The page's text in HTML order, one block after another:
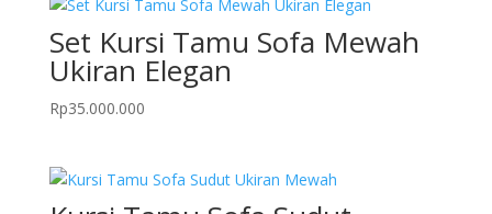
Set Kursi Tamu Sofa Mewah
Ukiran Elegan
Rp35.000.000